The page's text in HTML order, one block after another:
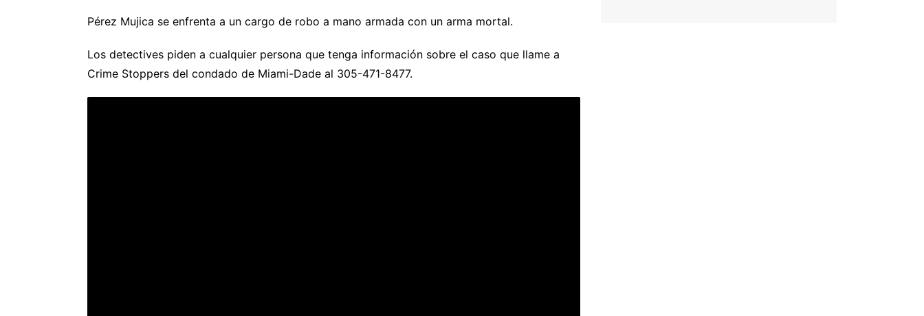
Pérez Mujica se enfrenta a un cargo de robo a mano armada con un arma mortal.
Los detectives piden a cualquier persona que tenga información sobre el caso que llame a
Crime Stoppers del condado de Miami-Dade al 305-471-8477.